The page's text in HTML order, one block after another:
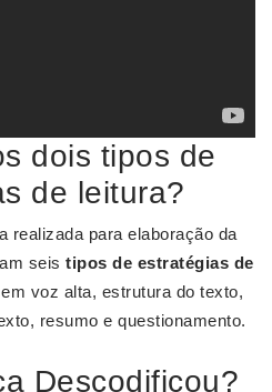
dois tipos de
de leitura?
realizada para elaboração da
seistipos de estratégias de
voz alta, estrutura do texto,
resumo e questionamento.
Descodificou?